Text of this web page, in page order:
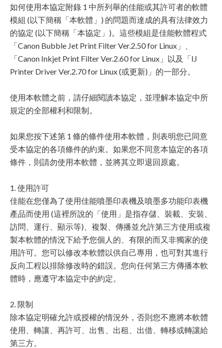
如何使用本協定附錄 1 中所列舉的佳能或其許可者的軟體
模組 (以下簡稱「本軟體」) 的問題而達成的具有法律效力
的協定 (以下簡稱「本協定」)。這些模組是佳能軟體程式
「Canon Bubble Jet Print Filter Ver.2.50 for Linux」、
「Canon Inkjet Print Filter Ver.2.60 for Linux」以及「IJ
Printer Driver Ver.2.70 for Linux (或更新)」的一部分。
使用本軟體之前，請仔細閱讀本協定，並理解本協定中所
規定的全部權利和限制。
如果您按下述第 1 條的條件使用本軟體，則表明您已同意
受本協定的各項條件的約束。如果您不同意本協定的各項
條件，則請勿使用本軟體，並將其立即退回原處。
1. 使用許可
佳能在您僅為了使用佳能噴墨印表機及噴墨多功能印表機
產品而使用 (這裡所說的「使用」是指存儲、裝載、安裝、
訪問、運行、顯示等)、複製、傳播並允許第三方使用或複
製本軟體的情況下給予您個人的、有限的而又非獨家的使
用許可。您可以修改本軟體以供自己專用，也可對其進行
反向工程以排除修改時的錯誤。您向任何第三方傳播本軟
體時，應遵守本協定中的約定。
2. 限制
除本協定明確允許或授權的情況外，否則您不應將本軟體
使用、轉讓、再許可、出售、出租、出借、轉移或轉讓給
第三方。